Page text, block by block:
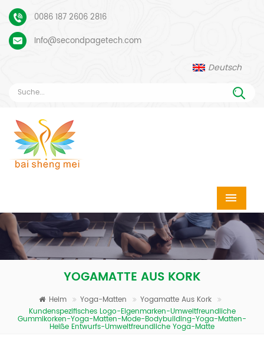
0086 187 2606 2816
Info@secondpagetech.com
Deutsch
YOGAMATTE AUS KORK
Heim Yoga-Matten
Yogamatte Aus Kork
Kundenspezifisches Logo-Eigenmarken-Umweltfreundliche
Gummikorken-Yoga-Matten-Mode-Bodybuilding-Yoga-Matten-
Heiße Entwurfs-Umweltfreundliche Yoga-Matte